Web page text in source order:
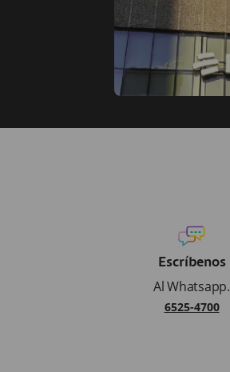
Escríbenos
Al Whatsapp.
6525-4700